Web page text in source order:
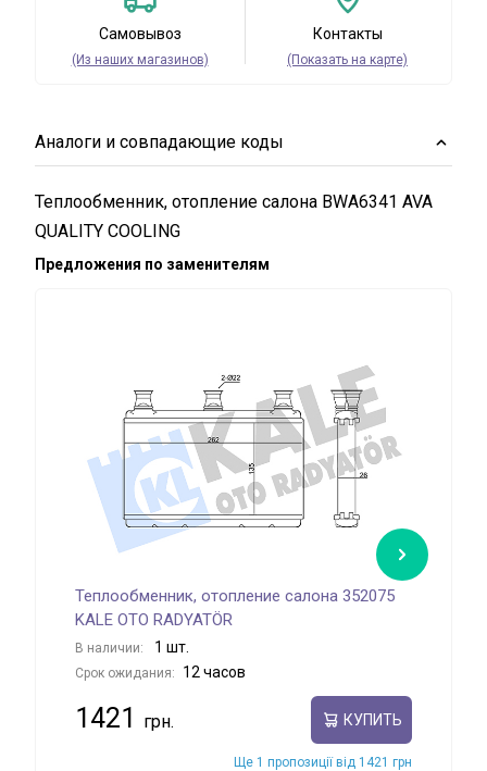
Самовывоз
(Из наших магазинов)
Контакты
(Показать на карте)
Аналоги и совпадающие коды
Теплообменник, отопление салона BWA6341 AVA
QUALITY COOLING
Предложения по заменителям
Теплообменник, отопление салона 352075
KALE OTO RADYATÖR
В наличии: 1 шт.
Срок ожидания: 12 часов
1421 КУПИТЬ
Ще 1 пропозиції від 1421 грн